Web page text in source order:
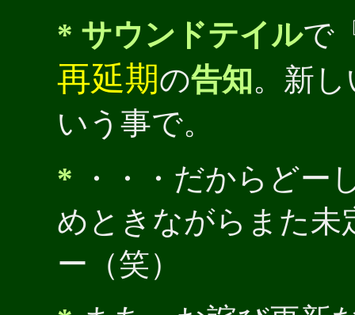
* サウンドテイルで
再延期の告知。新
いう事で。
* ・・・だからどー
めときながらまた未
ー（笑）